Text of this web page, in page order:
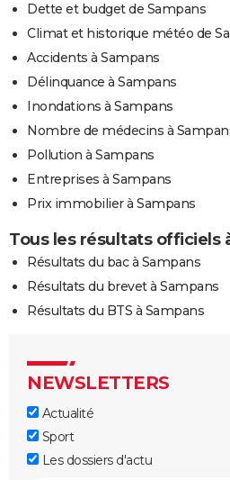
Dette et budget de Sampans
Climat et historique météo de
Accidents à Sampans
Délinquance à Sampans
Inondations à Sampans
Nombre de médecins à
Pollution à Sampans
Entreprises à Sampans
Prix immobilier à Sampans
Tous les résultats officiels
Résultats du bac à Sampans
Résultats du brevet à Sampans
Résultats du BTS à Sampans
NEWSLETTERS
Actualité
Sport
Les dossiers d'actu